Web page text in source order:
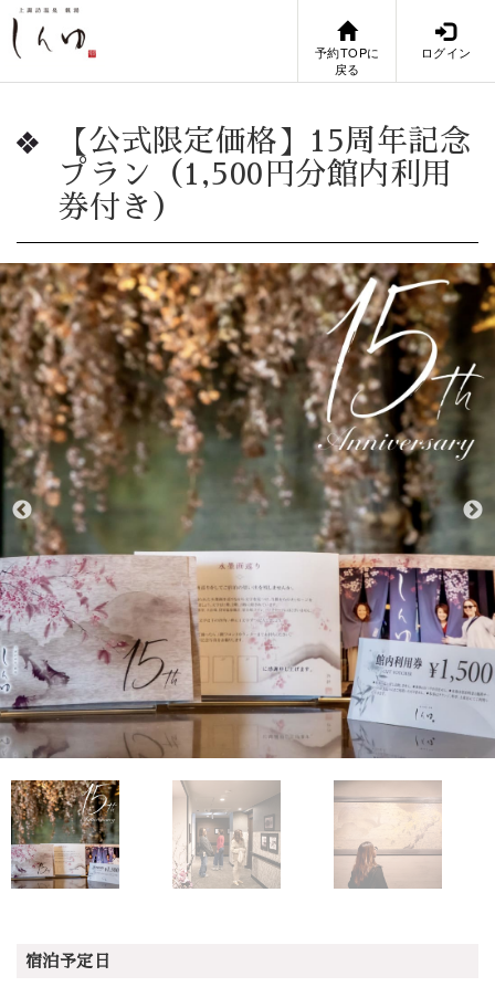
予約TOPに
戻る
ログイン
【公式限定価格】15周年記念
プラン（1,500円分館内利用
券付き）
宿泊予定日